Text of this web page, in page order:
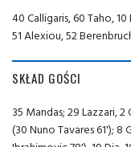
40 Calligaris, 60 Taho,
51 Alexiou, 52
SKŁAD GOŚCI
35 Mandas; 29 Lazzari,
(30 Nuno Tavares 61'); 8